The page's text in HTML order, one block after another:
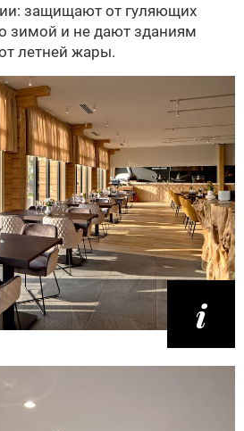
защищают от гуляющих
зимой и не дают зданиям
летней жары.